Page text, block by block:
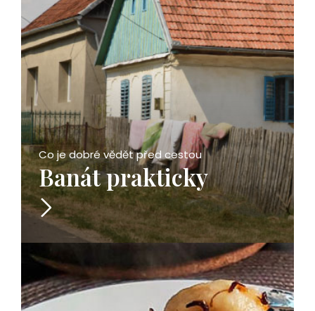
Co je dobré vědět před cestou
Banát prakticky